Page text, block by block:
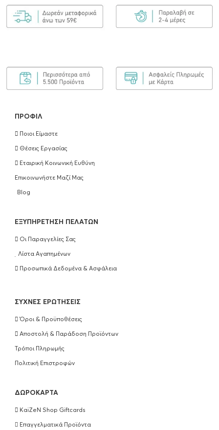
ΠΡΟΦΊΛ
Ποιοι Είμαστε
Θέσεις Εργασίας
Εταιρική Κοινωνική Ευθύνη
Επικοινωνήστε Μαζί Μας
Blog
EΞΥΠΗΡΈΤΗΣΗ ΠΕΛΑΤΏΝ
Οι Παραγγελίες Σας
Λίστα Αγαπημένων
Προσωπικά Δεδομένα & Ασφάλεια
ΣΥΧΝΈΣ ΕΡΩΤΉΣΕΙΣ
Όροι & Προϋποθέσεις
Αποστολή & Παράδοση Προϊόντων
Τρόποι Πληρωμής
Πολιτική Επιστροφών
ΔΩΡΟΚΆΡΤΑ
KaiZeN Shop Giftcards
Επαγγελματικά Προϊόντα